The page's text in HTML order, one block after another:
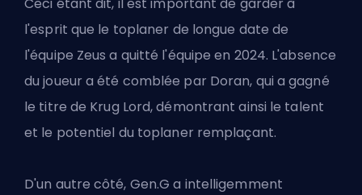
Ceci étant dit, il est important de garder à
l'esprit que le toplaner de longue date de
l'équipe Zeus a quitté l'équipe en 2024. L'absence
du joueur a été comblée par Doran, qui a gagné
le titre de Krug Lord, démontrant ainsi le talent
et le potentiel du toplaner remplaçant.
D'un autre côté, Gen.G a intelligemment